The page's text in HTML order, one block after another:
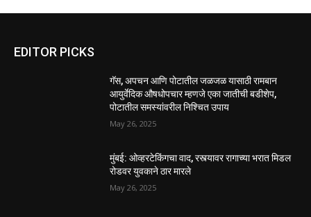
EDITOR PICKS
गॅस, अपचन आणि पोटातील जळजळ यासाठी रामबान
आयुर्वेदिक औषधोपचार म्हणजे एका जातीची बडीशेप,
पोटातील समस्यांवरील निश्चित उपाय
May 26, 2025
मुंबई: ओव्हरटेकिंगचा वाद, रस्त्यावर रागाच्या भरात मिडल
रोडवर युवकाने ठार मारले
May 26, 2025